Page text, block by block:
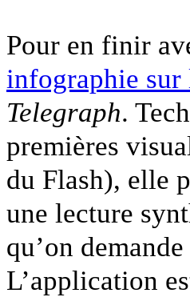
Pour en finir
infographie sur
Telegraph.
premières
du Flash), elle
une lecture
qu’on
L’application